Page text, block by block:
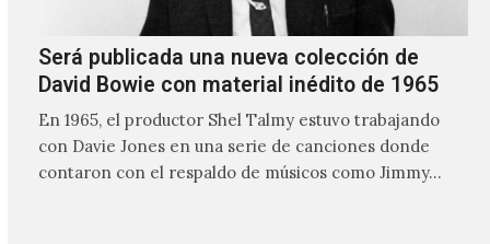
Será publicada una nueva colección de
David Bowie con material inédito de 1965
En 1965, el productor Shel Talmy estuvo trabajando
con Davie Jones en una serie de canciones donde
contaron con el respaldo de músicos como Jimmy…